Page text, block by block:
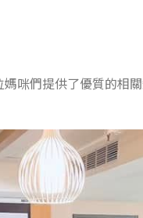
咪們提供了優質的相